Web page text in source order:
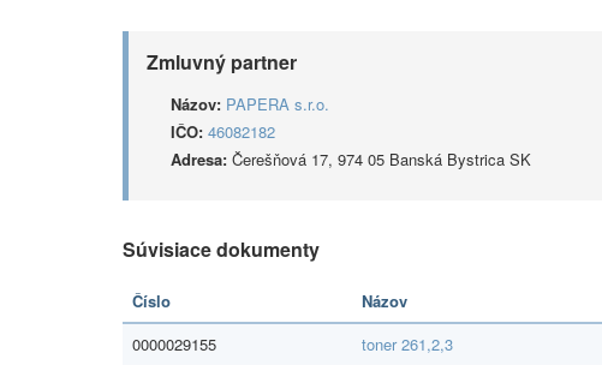
Zmluvný partner
Názov: PAPERA s.r.o.
IČO: 46082182
Adresa: Čerešňová 17, 974 05 Banská Bystrica SK
Súvisiace dokumenty
Číslo Názov
0000029155
toner 261,2,3